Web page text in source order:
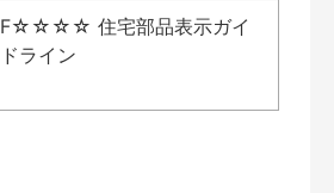
F☆☆☆☆ 住宅部品表示ガイ
ドライン